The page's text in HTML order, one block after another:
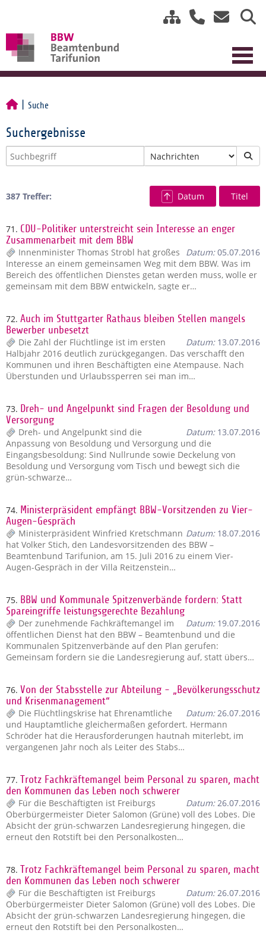
Suche
Suchergebnisse
387 Treffer: Datum Titel
71. CDU-Politiker unterstreicht sein Interesse an enger
Zusammenarbeit mit dem BBW
Datum:05.07.2016
Innenminister Thomas Strobl hat großes
Interesse an einem gemeinsamen Weg mit dem BBW. Was im
Bereich des öffentlichen Dienstes getan werden muss, wolle er
gemeinsam mit dem BBW entwickeln, sagte er…
72. Auch im Stuttgarter Rathaus bleiben Stellen mangels
Bewerber unbesetzt
Datum:13.07.2016
Die Zahl der Flüchtlinge ist im ersten
Halbjahr 2016 deutlich zurückgegangen. Das verschafft den
Kommunen und ihren Beschäftigten eine Atempause. Nach
Überstunden und Urlaubssperren sei man im…
73. Dreh- und Angelpunkt sind Fragen der Besoldung und
Versorgung
Datum:13.07.2016
Dreh- und Angelpunkt sind die
Anpassung von Besoldung und Versorgung und die
Eingangsbesoldung: Sind Nullrunde sowie Deckelung von
Besoldung und Versorgung vom Tisch und bewegt sich die
grün-schwarze…
74. Ministerpräsident empfängt BBW-Vorsitzenden zu Vier-
Augen-Gespräch
Datum:18.07.2016
Ministerpräsident Winfried Kretschmann
hat Volker Stich, den Landesvorsitzenden des BBW –
Beamtenbund Tarifunion, am 15. Juli 2016 zu einem Vier-
Augen-Gespräch in der Villa Reitzenstein…
75. BBW und Kommunale Spitzenverbände fordern: Statt
Spareingriffe leistungsgerechte Bezahlung
Datum:19.07.2016
Der zunehmende Fachkräftemangel im
öffentlichen Dienst hat den BBW – Beamtenbund und die
Kommunalen Spitzenverbände auf den Plan gerufen:
Gemeinsam fordern sie die Landesregierung auf, statt übers…
76. Von der Stabsstelle zur Abteilung - „Bevölkerungsschutz
und Krisenmanagement“
Datum:26.07.2016
Die Flüchtlingskrise hat Ehrenamtliche
und Hauptamtliche gleichermaßen gefordert. Hermann
Schröder hat die Herausforderungen hautnah miterlebt, im
vergangenen Jahr noch als Leiter des Stabs…
77. Trotz Fachkräftemangel beim Personal zu sparen, macht
den Kommunen das Leben noch schwerer
Datum:26.07.2016
Für die Beschäftigten ist Freiburgs
Oberbürgermeister Dieter Salomon (Grüne) voll des Lobes. Die
Absicht der grün-schwarzen Landesregierung hingegen, die
erneut den Rotstift bei den Personalkosten…
78. Trotz Fachkräftemangel beim Personal zu sparen, macht
den Kommunen das Leben noch schwerer
Datum:26.07.2016
Für die Beschäftigten ist Freiburgs
Oberbürgermeister Dieter Salomon (Grüne) voll des Lobes. Die
Absicht der grün-schwarzen Landesregierung hingegen, die
erneut den Rotstift bei den Personalkosten…